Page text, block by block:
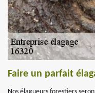
Faire un parfait